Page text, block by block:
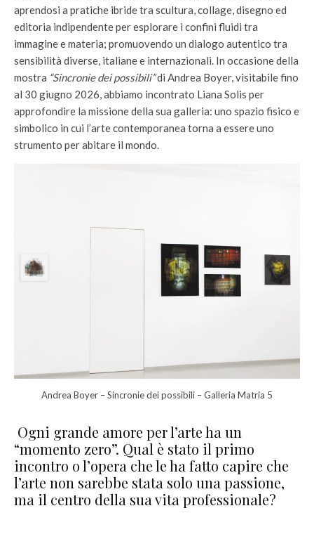
aprendosi a pratiche ibride tra scultura, collage, disegno ed
editoria indipendente per esplorare i confini fluidi tra
immagine e materia; promuovendo un dialogo autentico tra
sensibilità diverse, italiane e internazionali. In occasione della
mostra “Sincronie dei possibili”di Andrea Boyer, visitabile fino
al 30 giugno 2026, abbiamo incontrato Liana Solis per
approfondire la missione della sua galleria: uno spazio fisico e
simbolico in cui l’arte contemporanea torna a essere uno
strumento per abitare il mondo.
Andrea Boyer – Sincronie dei possibili – Galleria Matria 5
Ogni grande amore per l’arte ha un
“momento zero”. Qual è stato il primo
incontro o l’opera che le ha fatto capire che
l’arte non sarebbe stata solo una passione,
ma il centro della sua vita professionale?